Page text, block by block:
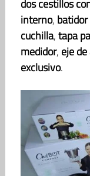
dos cestillos
interno,
cuchilla,tapa
medidor, eje
exclusivo.